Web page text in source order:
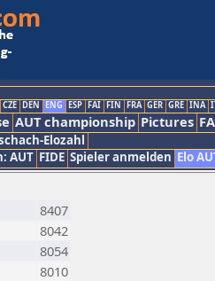
CZE DEN ENG ESP FAI FIN FRA GER GRE INA
AUT championship Pictures
Elozahl
AUT FIDE Spieler anmelden Elo
8407
8042
8054
8010